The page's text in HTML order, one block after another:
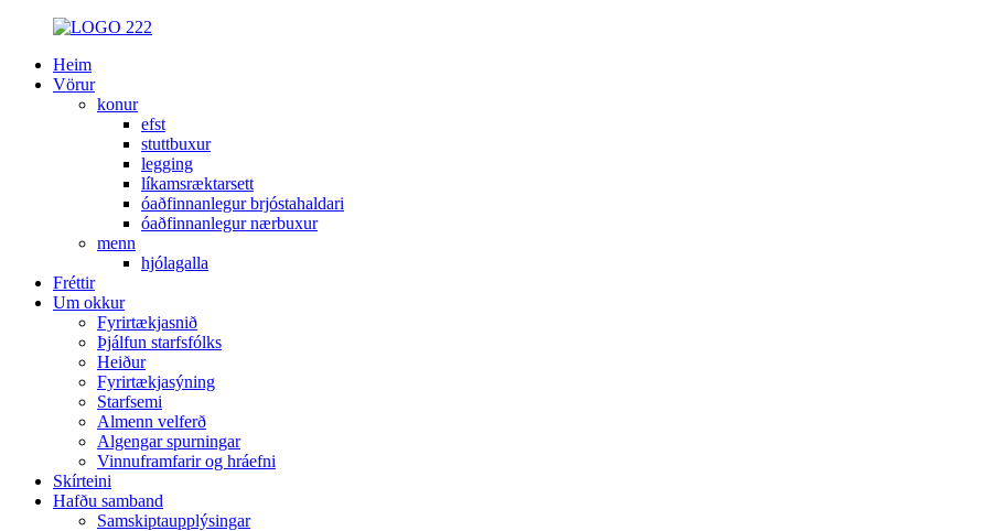
Heim
Vörur
konur
efst
stuttbuxur
legging
líkamsræktarsett
óaðfinnanlegur brjóstahaldari
óaðfinnanlegur nærbuxur
menn
hjólagalla
Fréttir
Um okkur
Fyrirtækjasnið
Þjálfun starfsfólks
Heiður
Fyrirtækjasýning
Starfsemi
Almenn velferð
Algengar spurningar
Vinnuframfarir og hráefni
Skírteini
Hafðu samband
Samskiptaupplýsingar